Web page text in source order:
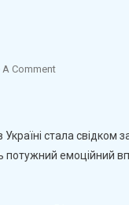
A CommentOn
Психологічних
Травм
стала свідком
емоційний